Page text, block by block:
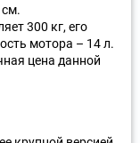
300 кг, его
мотора – 14 л.
цена данной